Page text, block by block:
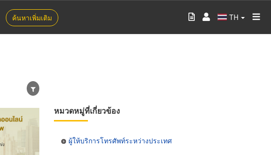
ค้นหาเพิ่มเติม TH
หมวดหมู่ที่เกี่ยวข้อง
ผู้ให้บริการโทรศัพท์ระหว่างประเทศ